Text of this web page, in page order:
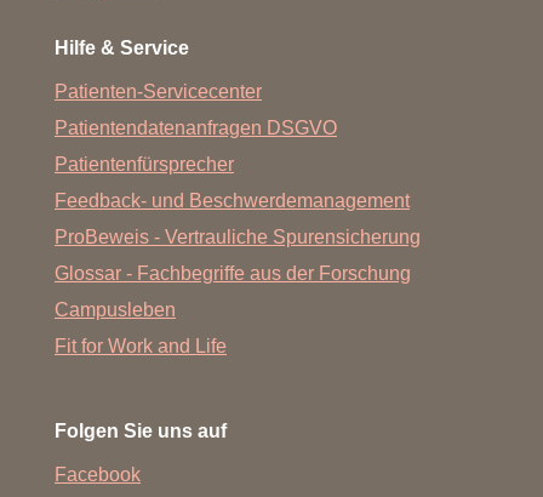
Hilfe & Service
Patienten-Servicecenter
Patientendatenanfragen DSGVO
Patientenfürsprecher
Feedback- und Beschwerdemanagement
ProBeweis - Vertrauliche Spurensicherung
Glossar - Fachbegriffe aus der Forschung
Campusleben
Fit for Work and Life
Folgen Sie uns auf
Facebook